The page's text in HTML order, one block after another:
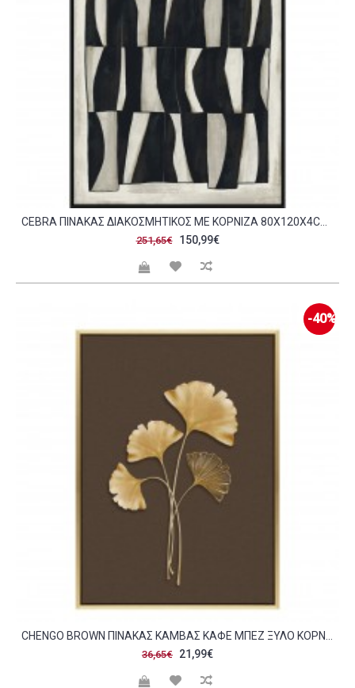
251,65€ 150,99€
-40%
36,65€ 21,99€